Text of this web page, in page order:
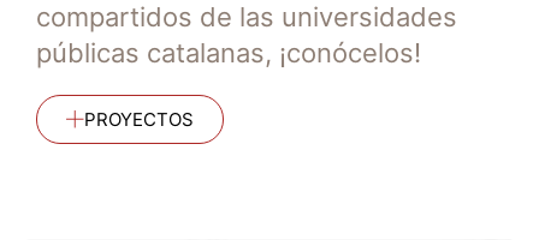
compartidos de las universidades
públicas catalanas, ¡conócelos!
PROYECTOS